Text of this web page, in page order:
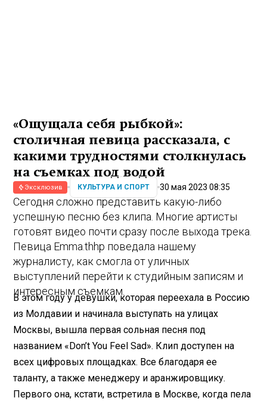
«Ощущала себя рыбкой»:
столичная певица рассказала, с
какими трудностями столкнулась
на съемках под водой
Эксклюзив КУЛЬТУРА И СПОРТ 30 мая 2023 08:35
Сегодня сложно представить какую-либо
успешную песню без клипа. Многие артисты
готовят видео почти сразу после выхода трека.
Певица Emma.thhp поведала нашему
журналисту, как смогла от уличных
выступлений перейти к студийным записям и
интересным съемкам.
В этом году у девушки, которая переехала в Россию
из Молдавии и начинала выступать на улицах
Москвы, вышла первая сольная песня под
названием «Don’t You Feel Sad». Клип доступен на
всех цифровых площадках. Все благодаря ее
таланту, а также менеджеру и аранжировщику.
Первого она, кстати, встретила в Москве, когда пела